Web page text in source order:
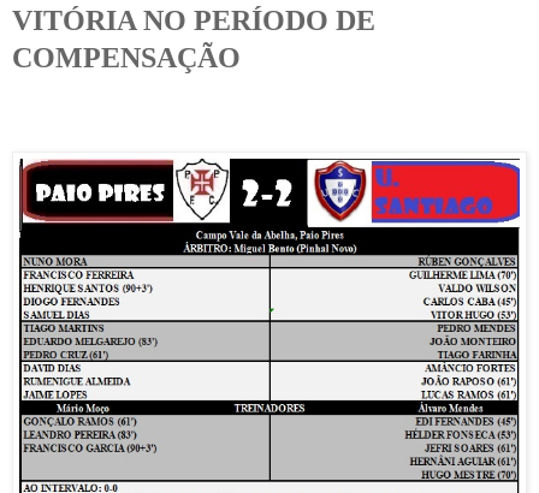
VITÓRIA NO PERÍODO DE
COMPENSAÇÃO